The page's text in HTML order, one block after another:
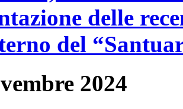
delle
del
2024